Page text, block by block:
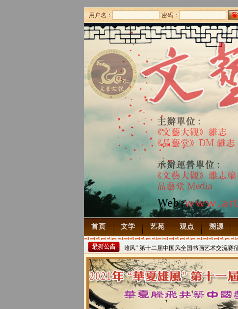
用户名： 密码：
首页 文学 艺苑 观点 溯源
2022年“华夏雄风” 第十二届中国风全国书画艺术交流赛征
2021/8/15